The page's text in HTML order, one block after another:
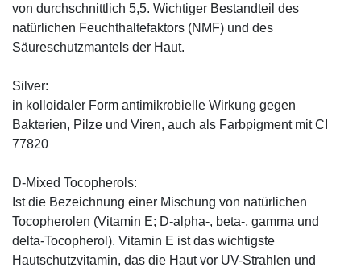
von durchschnittlich 5,5. Wichtiger Bestandteil des
natürlichen Feuchthaltefaktors (NMF) und des
Säureschutzmantels der Haut.
Silver:
in kolloidaler Form antimikrobielle Wirkung gegen
Bakterien, Pilze und Viren, auch als Farbpigment mit CI
77820
D-Mixed Tocopherols:
Ist die Bezeichnung einer Mischung von natürlichen
Tocopherolen (Vitamin E; D-alpha-, beta-, gamma und
delta-Tocopherol). Vitamin E ist das wichtigste
Hautschutzvitamin, das die Haut vor UV-Strahlen und